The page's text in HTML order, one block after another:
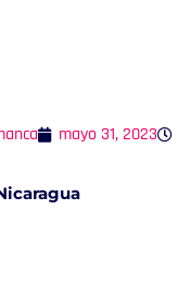
mayo 31, 2023